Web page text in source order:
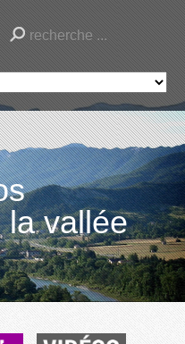
la vallée